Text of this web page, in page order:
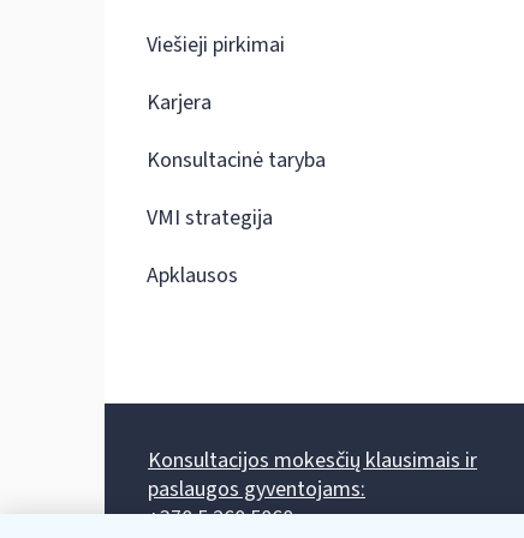
Viešieji pirkimai
Karjera
Konsultacinė taryba
VMI strategija
Apklausos
Konsultacijos mokesčių klausimais ir
paslaugos gyventojams:
+370 5 260 5060